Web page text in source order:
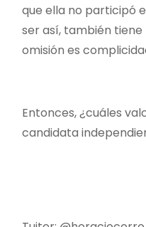
que ella no participó
ser así, también
omisión es
Entonces, ¿cuáles
candidata